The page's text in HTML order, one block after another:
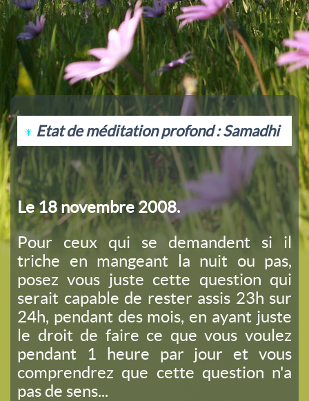
Etat de méditation profond : Samadhi
Le 18 novembre 2008.
Pour ceux qui se demandent si il
triche en mangeant la nuit ou pas,
posez vous juste cette question qui
serait capable de rester assis 23h sur
24h, pendant des mois, en ayant juste
le droit de faire ce que vous voulez
pendant 1 heure par jour et vous
comprendrez que cette question n'a
pas de sens...